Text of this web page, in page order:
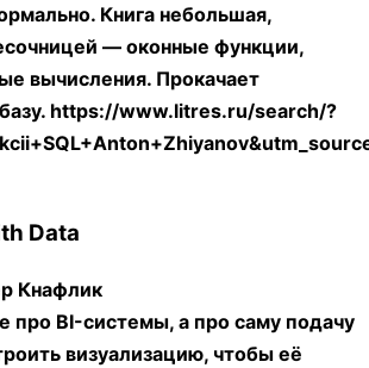
Книга небольшая,
— оконные функции,
вычисления. Прокачает
https://www.litres.ru/search/?
Data
Кнафлик
про BI-системы, а про саму подачу
визуализацию, чтобы её